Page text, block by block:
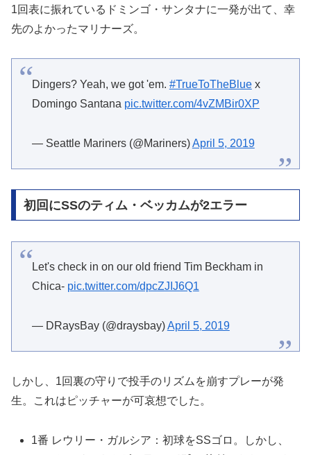
1回表に振れているドミンゴ・サンタナに一発が出て、幸
先のよかったマリナーズ。
Dingers? Yeah, we got 'em. #TrueToTheBluex
Domingo Santana pic.twitter.com/4vZMBir0XP
— Seattle Mariners (@Mariners)April 5, 2019
初回にSSのティム・ベッカムが2エラー
Let's check in on our old friend Tim Beckham in
Chica- pic.twitter.com/dpcZJIJ6Q1
— DRaysBay (@draysbay)April 5, 2019
しかし、1回裏の守りで投手のリズムを崩すプレーが発
生。これはピッチャーが可哀想でした。
1番 レウリー・ガルシア：初球をSSゴロ。しかし、